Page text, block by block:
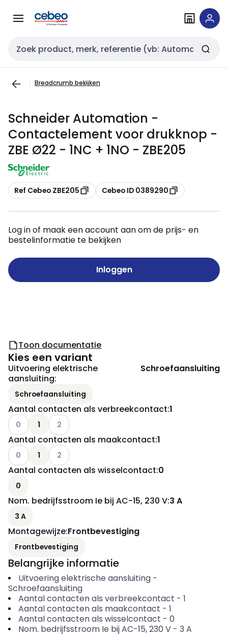
naar
naar
Zoekveld invoer
Breadcrumb bekijken
Schneider Automation -
Contactelement voor drukknop -
ZBE Ø22 - 1NC + 1NO - ZBE205
Kopiëren
Ref Cebeo ZBE205 Kopiëren
Cebeo ID 0389290
Log in of maak een account aan om de prijs- en
bestelinformatie te bekijken
Inloggen
Toon documentatie
Kies een variant
Uitvoering elektrische
aansluiting:
Schroefaansluiting
Schroefaansluiting
Aantal contacten als verbreekcontact:1
Andere varianten (Huidige combinatie niet mogelijk)
0 1 Andere varianten (Huidige combinatie niet
2
Aantal contacten als maakcontact:1
Andere varianten (Huidige combinatie niet mogelijk)
0 1 Andere varianten (Huidige combinatie niet
2
Aantal contacten als wisselcontact:0
0
Nom. bedrijfsstroom Ie bij AC-15, 230 V:3 A
3 A
Montagewijze:Frontbevestiging
Frontbevestiging
Belangrijke informatie
Uitvoering elektrische aansluiting-
Schroefaansluiting
Aantal contacten als verbreekcontact - 1
Aantal contacten als maakcontact - 1
Aantal contacten als wisselcontact - 0
Nom. bedrijfsstroom Ie bij AC-15, 230 V- 3 A